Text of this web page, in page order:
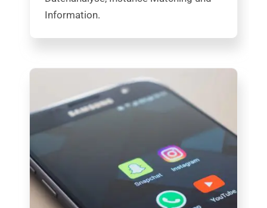
Information.